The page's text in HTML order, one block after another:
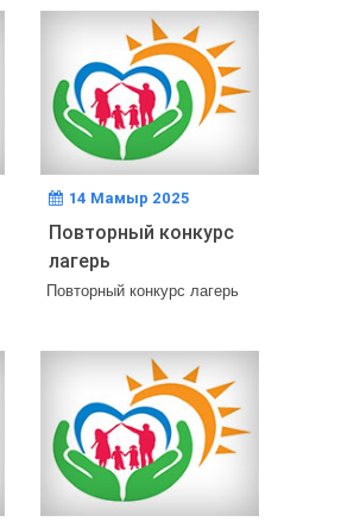
14 Мамыр 2025
Повторный конкурс
лагерь
Повторный конкурс лагерь